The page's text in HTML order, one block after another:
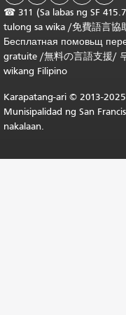
☎ 311 (Sa labas ng SF
tulong sa wika /免費語言協
Бесплатная помовьщ
gratuite /無料の言語支援/
wikang Filipino
Karapatang-ari © 2013-
Munisipalidad ng San
nakalaan.